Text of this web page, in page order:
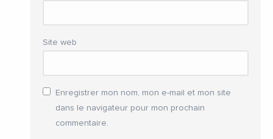
Site web
Enregistrer mon nom, mon e-mail et mon site
dans le navigateur pour mon prochain
commentaire.